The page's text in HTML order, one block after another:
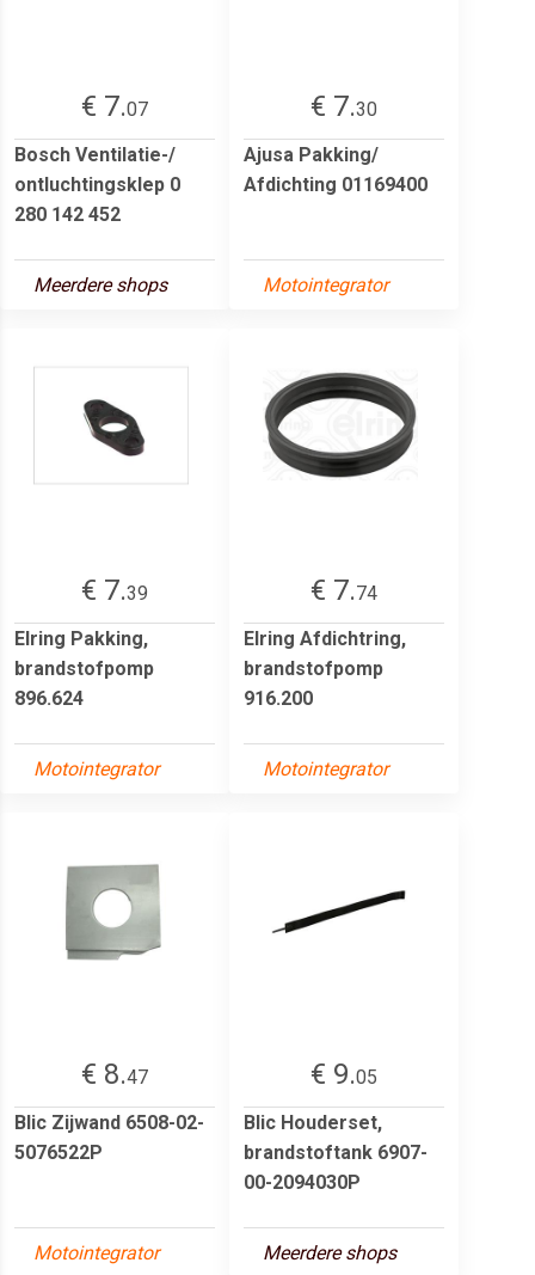
€ 7.07
Bosch Ventilatie-/
ontluchtingsklep 0
280 142 452
Meerdere shops
€ 7.30
Ajusa Pakking/
Afdichting 01169400
Motointegrator
€ 7.39
Elring Pakking,
brandstofpomp
896.624
Motointegrator
€ 7.74
Elring Afdichtring,
brandstofpomp
916.200
Motointegrator
€ 8.47
Blic Zijwand 6508-02-
5076522P
Motointegrator
€ 9.05
Blic Houderset,
brandstoftank 6907-
00-2094030P
Meerdere shops